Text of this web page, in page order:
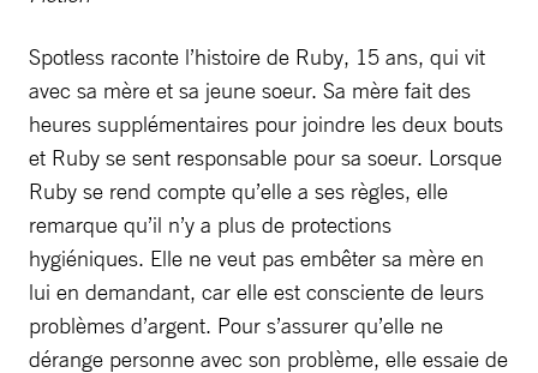
Spotless raconte l’histoire de Ruby, 15 ans, qui vit
avec sa mère et sa jeune soeur. Sa mère fait des
heures supplémentaires pour joindre les deux bouts
et Ruby se sent responsable pour sa soeur. Lorsque
Ruby se rend compte qu’elle a ses règles, elle
remarque qu’il n’y a plus de protections
hygiéniques. Elle ne veut pas embêter sa mère en
lui en demandant, car elle est consciente de leurs
problèmes d’argent. Pour s’assurer qu’elle ne
dérange personne avec son problème, elle essaie de